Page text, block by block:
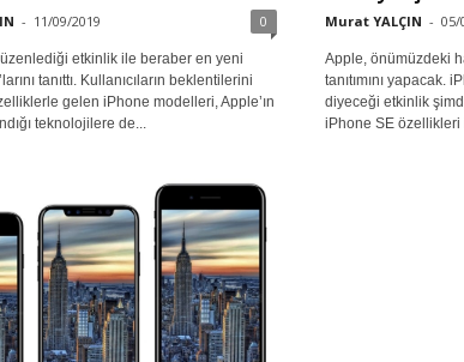
- 11/09/2019 0
etkinlik ile beraber en yeni
tanıttı. Kullanıcıların beklentilerini
gelen iPhone modelleri, Apple’ın
teknolojilere de...
Murat YALÇIN - 05/
Apple, önümüzdeki
tanıtımını yapacak.
diyeceği etkinlik
iPhone SE